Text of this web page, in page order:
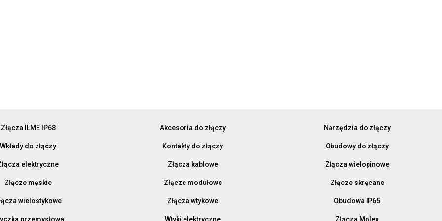
Złącza ILME IP68
Wkłady do złączy
elektryczne
Złącze męskie
wielostykowe
przemysłowa
Akcesoria do złączy
Kontakty do złączy
Złącza kablowe
Złącze modułowe
Złącza wtykowe
Wtyki elektryczne
Narzędzia do złączy
Obudowy do złączy
Złącza wielopinowe
Złącze skręcane
Obudowa IP65
Złącza Molex